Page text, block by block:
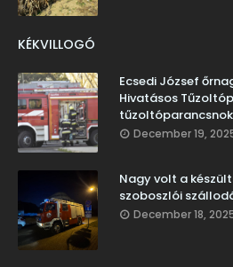
KÉKVILLOGÓ
Ecsedi József
Hivatásos
December 19,
Nagy volt a
szoboszlói
December 18,